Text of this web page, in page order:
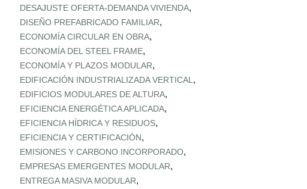
DESAJUSTE OFERTA‑DEMANDA VIVIENDA,
DISEÑO PREFABRICADO FAMILIAR,
ECONOMÍA CIRCULAR EN OBRA,
ECONOMÍA DEL STEEL FRAME,
ECONOMÍA Y PLAZOS MODULAR,
EDIFICACIÓN INDUSTRIALIZADA VERTICAL ,
EDIFICIOS MODULARES DE ALTURA,
EFICIENCIA ENERGÉTICA APLICADA,
EFICIENCIA HÍDRICA Y RESIDUOS,
EFICIENCIA Y CERTIFICACIÓN,
EMISIONES Y CARBONO INCORPORADO,
EMPRESAS EMERGENTES MODULAR,
ENTREGA MASIVA MODULAR,